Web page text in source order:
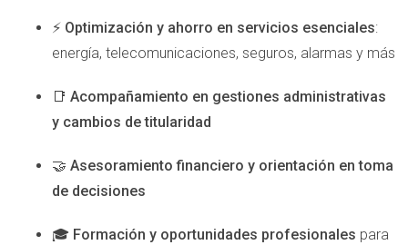
comunes son:
solicitar una hipoteca a un banco. Comparar las tasas
de interés y los términos ofrecidos por diferentes
entidades es esencial para encontrar la mejor oferta.
particulares que ofrecen préstamos para la compra
de viviendas, aunque suelen tener tasas de interés
Ahorros personales:Si cuentas con ahorros
⚡ Optimización y ahorro en servicios esenciales:
energía, telecomunicaciones, seguros, alarmas y más
📑 Acompañamiento en gestiones administrativas
y cambios de titularidad
🤝 Asesoramiento financiero y orientación en toma
de decisiones
🎓 Formación y oportunidades profesionales para